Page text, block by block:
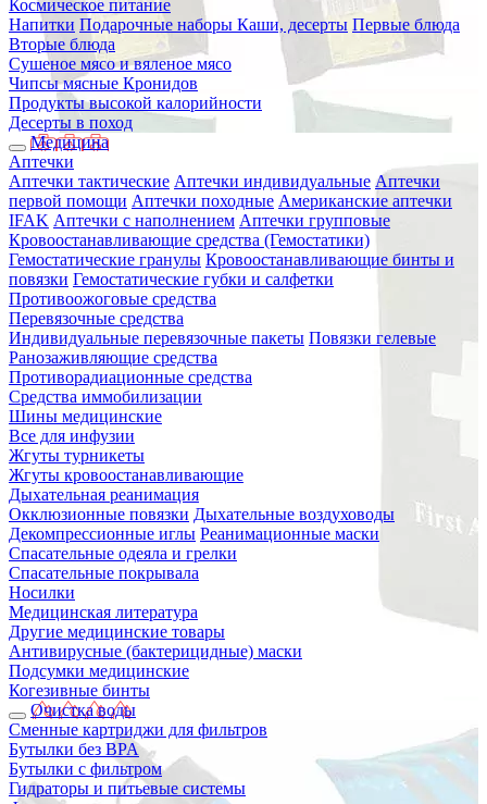
Космическое питание
Напитки Подарочные наборы Каши, десерты Первые блюда
Вторые блюда
Сушеное мясо и вяленое мясо
Чипсы мясные Кронидов
Продукты высокой калорийности
Десерты в поход
Медицина
Аптечки
Аптечки тактические Аптечки индивидуальные Аптечки
первой помощи Аптечки походные Американские аптечки
IFAK Аптечки с наполнением Аптечки групповые
Кровоостанавливающие средства (Гемостатики)
Гемостатические гранулы Кровоостанавливающие бинты и
повязки Гемостатические губки и салфетки
Противоожоговые средства
Перевязочные средства
Индивидуальные перевязочные пакеты Повязки гелевые
Ранозаживляющие средства
Противорадиационные средства
Средства иммобилизации
Шины медицинские
Все для инфузии
Жгуты турникеты
Жгуты кровоостанавливающие
Дыхательная реанимация
Окклюзионные повязки Дыхательные воздуховоды
Декомпрессионные иглы Реанимационные маски
Спасательные одеяла и грелки
Спасательные покрывала
Носилки
Медицинская литература
Другие медицинские товары
Антивирусные (бактерицидные) маски
Подсумки медицинские
Когезивные бинты
Очистка воды
Сменные картриджи для фильтров
Бутылки без BPA
Бутылки с фильтром
Гидраторы и питьевые системы